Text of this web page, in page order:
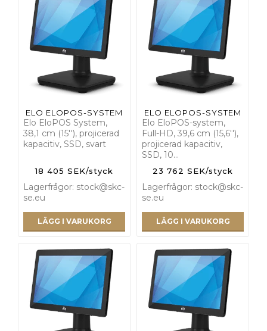
ELO ELOPOS-SYSTEM
Elo EloPOS System,
38,1 cm (15''), projicerad
kapacitiv, SSD, svart
18 405 SEK/styck
Lagerfrågor: stock@skc-
se.eu
LÄGG I VARUKORG
ELO ELOPOS-SYSTEM
Elo EloPOS-system,
Full-HD, 39,6 cm (15,6''),
projicerad kapacitiv,
SSD, 10…
23 762 SEK/styck
Lagerfrågor: stock@skc-
se.eu
LÄGG I VARUKORG